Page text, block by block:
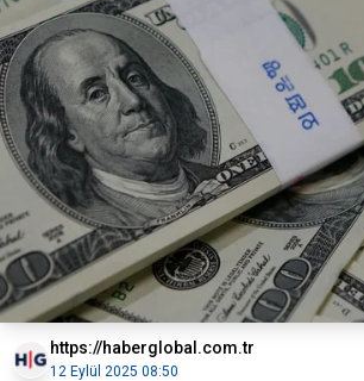
https://haberglobal.com.tr
12 Eylül 2025 08:50